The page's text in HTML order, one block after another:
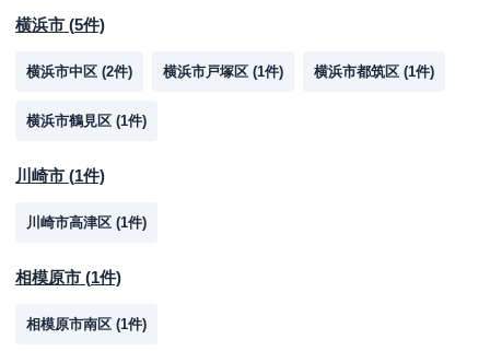
横浜市 (5件)
横浜市中区 (2件) 横浜市戸塚区 (1件) 横浜市都筑区 (1件)
横浜市鶴見区 (1件)
川崎市 (1件)
川崎市高津区 (1件)
相模原市 (1件)
相模原市南区 (1件)